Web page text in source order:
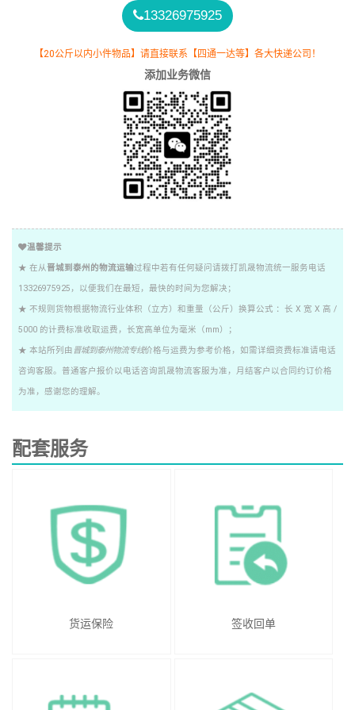
13326975925
【20公斤以内小件物品】请直接联系【四通一达等】各大快递公司！
添加业务微信
温馨提示
★ 在从晋城到泰州的物流运输过程中若有任何疑问请拨打凯晟物流统一服务电话
13326975925，以便我们在最短，最快的时间为您解决；
★ 不规则货物根据物流行业体积（立方）和重量（公斤）换算公式 ：长 X 宽 X 高 /
5000 的计费标准收取运费，长宽高单位为毫米（mm）；
★ 本站所列由 晋城到泰州物流专线价格与运费为参考价格，如需详细资费标准请电话
咨询客服。普通客户报价以电话咨询凯晟物流客服为准，月结客户以合同约订价格
为准，感谢您的理解。
配套服务
货运保险 签收回单